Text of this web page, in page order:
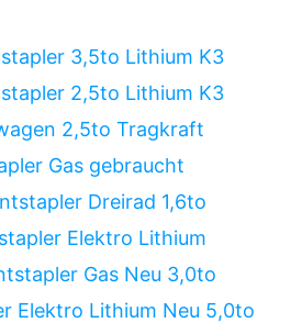
3,5to Lithium K3
2,5to Lithium K3
2,5to Tragkraft
Gas gebraucht
Dreirad 1,6to
Elektro Lithium
Gas Neu 3,0to
Elektro Lithium Neu 5,0to